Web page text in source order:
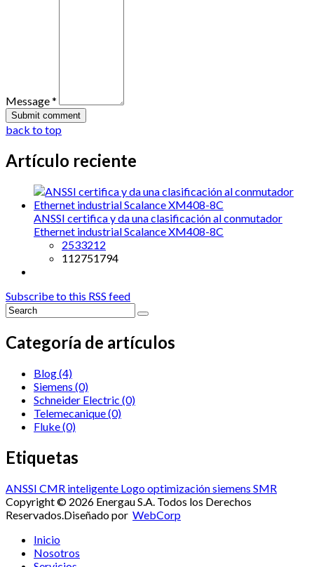
Message *
back to top
Artículo reciente
ANSSI certifica y da una clasificación al conmutador
Ethernet industrial Scalance XM408-8C
2533212
112751794
Subscribe to this RSS feed
Categoría de artículos
Blog(4)
Siemens (0)
Schneider Electric (0)
Telemecanique(0)
Fluke(0)
Etiquetas
ANSSI CMR inteligente Logooptimizaciónsiemens SMR
Copyright © 2026 Energau S.A. Todos los Derechos
Reservados. Diseñado por WebCorp
Inicio
Nosotros